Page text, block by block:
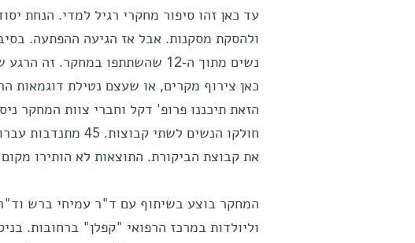
עד כאן זהו סיפור מחקרי רגיל למדי. הנחת
נשים מתוך ה-12 שהשתתפו
כאן צירוף מקרים, או שעצם נטילת דוגמאות
הזאת תיכננו פרופ' דקל וחברי צוות המחקר
את קבוצת הביקורת. התוצאות לא הותירו
המחקר בוצע בשיתוף עם ד"ר עמיחי ברש וד"ר
וליולדות במרכז הרפואי "קפלן" ברחובות.